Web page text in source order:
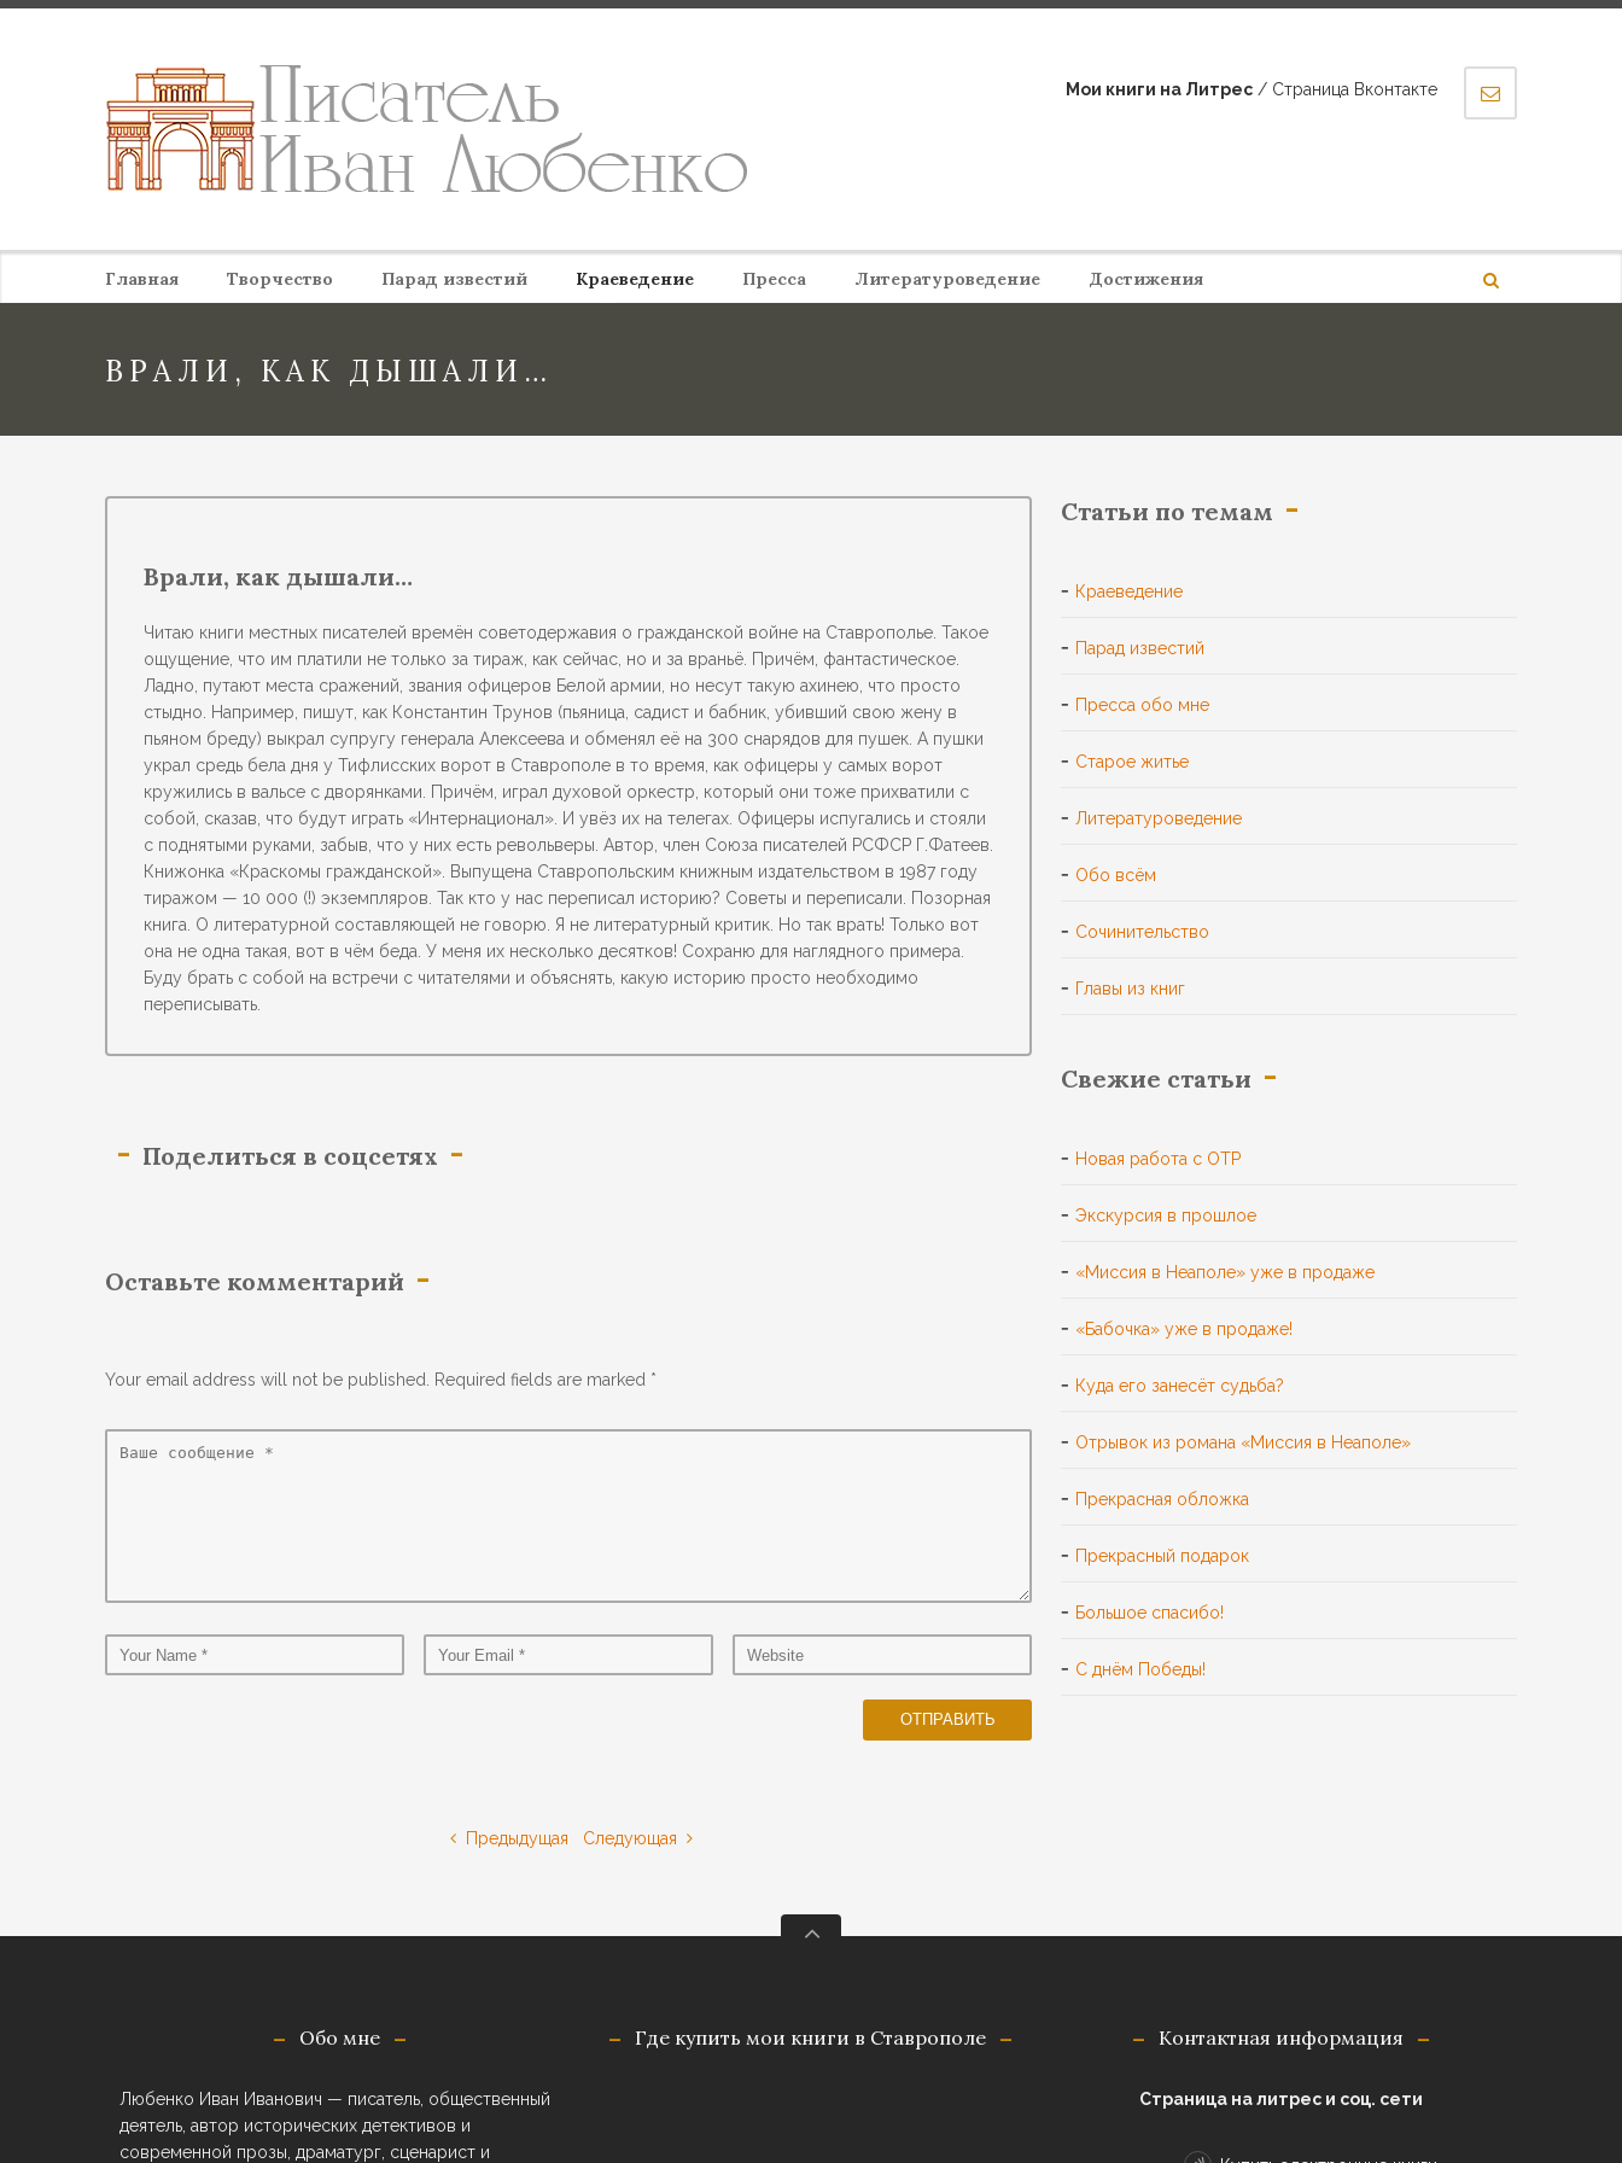
Мои книги на Литрес / Страница Вконтакте
Главная Творчество Парад известий Краеведение Пресса Литературоведение Достижения
ВРАЛИ, КАК ДЫШАЛИ…
Врали, как дышали…
Читаю книги местных писателей времён советодержавия о гражданской войне на Ставрополье. Такое
ощущение, что им платили не только за тираж, как сейчас, но и за враньё. Причём, фантастическое.
Ладно, путают места сражений, звания офицеров Белой армии, но несут такую ахинею, что просто
стыдно. Например, пишут, как Константин Трунов (пьяница, садист и бабник, убивший свою жену в
пьяном бреду) выкрал супругу генерала Алексеева и обменял её на 300 снарядов для пушек. А пушки
украл средь бела дня у Тифлисских ворот в Ставрополе в то время, как офицеры у самых ворот
кружились в вальсе с дворянками. Причём, играл духовой оркестр, который они тоже прихватили с
собой, сказав, что будут играть «Интернационал». И увёз их на телегах. Офицеры испугались и стояли
с поднятыми руками, забыв, что у них есть револьверы. Автор, член Союза писателей РСФСР Г.Фатеев.
Книжонка «Краскомы гражданской». Выпущена Ставропольским книжным издательством в 1987 году
тиражом — 10 000 (!) экземпляров. Так кто у нас переписал историю? Советы и переписали. Позорная
книга. О литературной составляющей не говорю. Я не литературный критик. Но так врать! Только вот
она не одна такая, вот в чём беда. У меня их несколько десятков! Сохраню для наглядного примера.
Буду брать с собой на встречи с читателями и объяснять, какую историю просто необходимо
переписывать.
Поделиться в соцсетях
Оставьте комментарий
Your email address will not be published. Required fields are marked *
Предыдущая Следующая
Статьи по темам
Краеведение
Парад известий
Пресса обо мне
Старое житье
Литературоведение
Обо всём
Сочинительство
Главы из книг
Свежие статьи
Новая работа с ОТР
Экскурсия в прошлое
«Миссия в Неаполе» уже в продаже
«Бабочка» уже в продаже!
Куда его занесёт судьба?
Отрывок из романа «Миссия в Неаполе»
Прекрасная обложка
Прекрасный подарок
Большое спасибо!
С днём Победы!
Обо мне
Любенко Иван Иванович — писатель, общественный
деятель, автор исторических детективов и
современной прозы, драматург, сценарист и
Где купить мои книги в Ставрополе Контактная информация
Страница на литрес и соц. сети